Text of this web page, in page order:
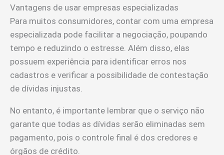
Vantagens de usar empresas especializadas
Para muitos consumidores, contar com uma empresa
especializada pode facilitar a negociação, poupando
tempo e reduzindo o estresse. Além disso, elas
possuem experiência para identificar erros nos
cadastros e verificar a possibilidade de contestação
de dívidas injustas.
No entanto, é importante lembrar que o serviço não
garante que todas as dívidas serão eliminadas sem
pagamento, pois o controle final é dos credores e
órgãos de crédito.